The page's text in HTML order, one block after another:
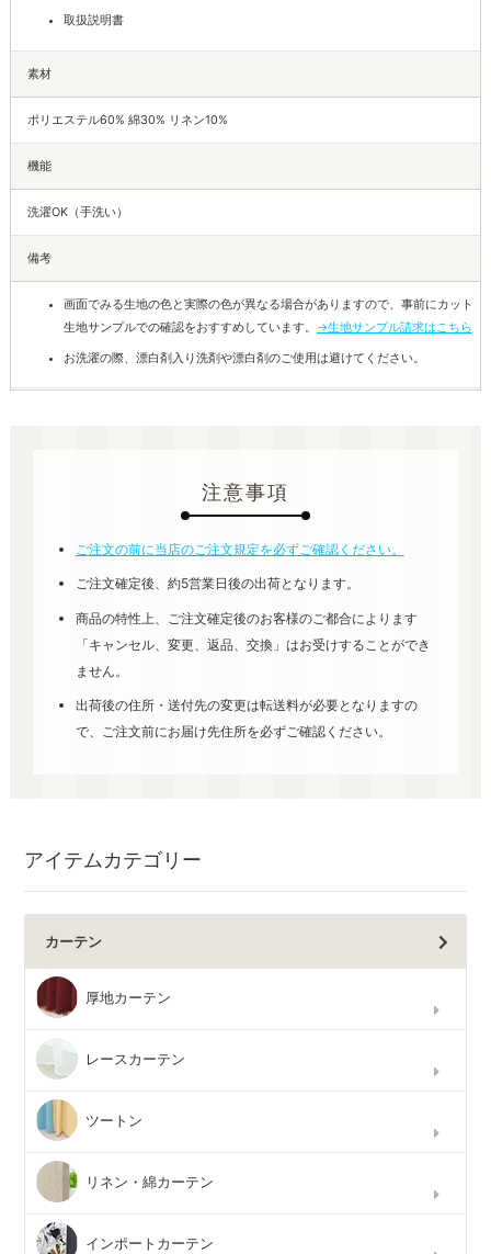
取扱説明書
素材
ポリエステル60% 綿30% リネン10%
機能
洗濯OK（手洗い）
備考
画面でみる生地の色と実際の色が異なる場合がありますので、事前にカット
生地サンプルでの確認をおすすめしています。 →生地サンプル請求はこちら
お洗濯の際、漂白剤入り洗剤や漂白剤のご使用は避けてください。
注意事項
ご注文の前に当店のご注文規定を必ずご確認ください。
ご注文確定後、約5営業日後の出荷となります。
商品の特性上、ご注文確定後のお客様のご都合によります
「キャンセル、変更、返品、交換」はお受けすることができ
ません。
出荷後の住所・送付先の変更は転送料が必要となりますの
で、ご注文前にお届け先住所を必ずご確認ください。
アイテムカテゴリー
カーテン
厚地カーテン
レースカーテン
ツートン
リネン・綿カーテン
インポートカーテン